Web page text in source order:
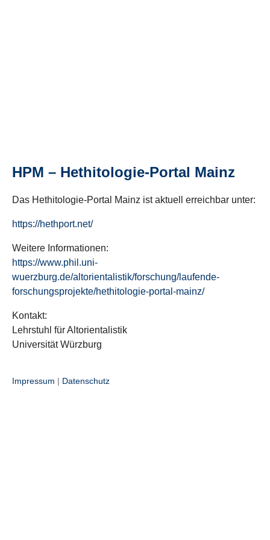
HPM – Hethitologie-Portal Mainz
Das Hethitologie-Portal Mainz ist aktuell erreichbar unter:
https://hethport.net/
Weitere Informationen:
https://www.phil.uni-
wuerzburg.de/altorientalistik/forschung/laufende-
forschungsprojekte/hethitologie-portal-mainz/
Kontakt:
Lehrstuhl für Altorientalistik
Universität Würzburg
Impressum | Datenschutz